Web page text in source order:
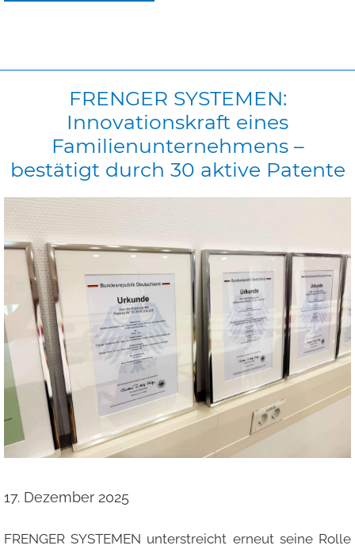
FRENGER SYSTEMEN:
Innovationskraft eines
Familienunternehmens –
bestätigt durch 30 aktive Patente
17. Dezember 2025
FRENGER SYSTEMEN unterstreicht erneut seine Rolle